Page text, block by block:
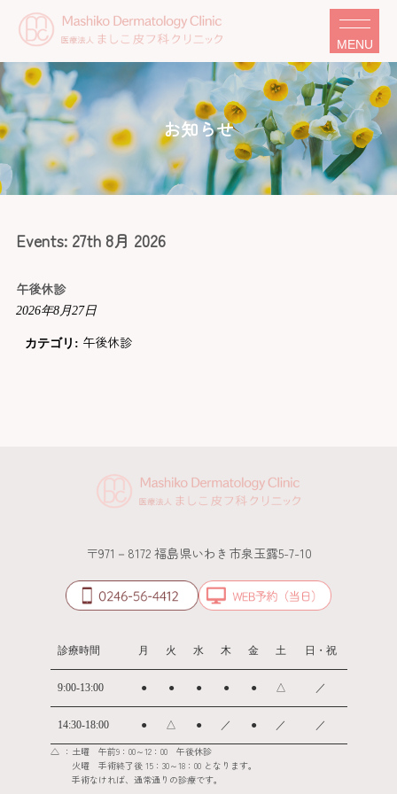
MENU
お知らせ
Events: 27th 8月 2026
午後休診
2026年8月27日
カテゴリ: 午後休診
〒971－8172 福島県いわき市泉玉露5-7-10
診療時間 月 火 水 木 金 土 日・祝
9:00-13:00 ● ● ● ● ● △ ／
14:30-18:00 ● △ ● ／ ● ／ ／
△ ：土曜 午前9：00～12：00 午後休診
火曜 手術終了後 15：30～18：00 となります。
手術なければ、通常通りの診療です。